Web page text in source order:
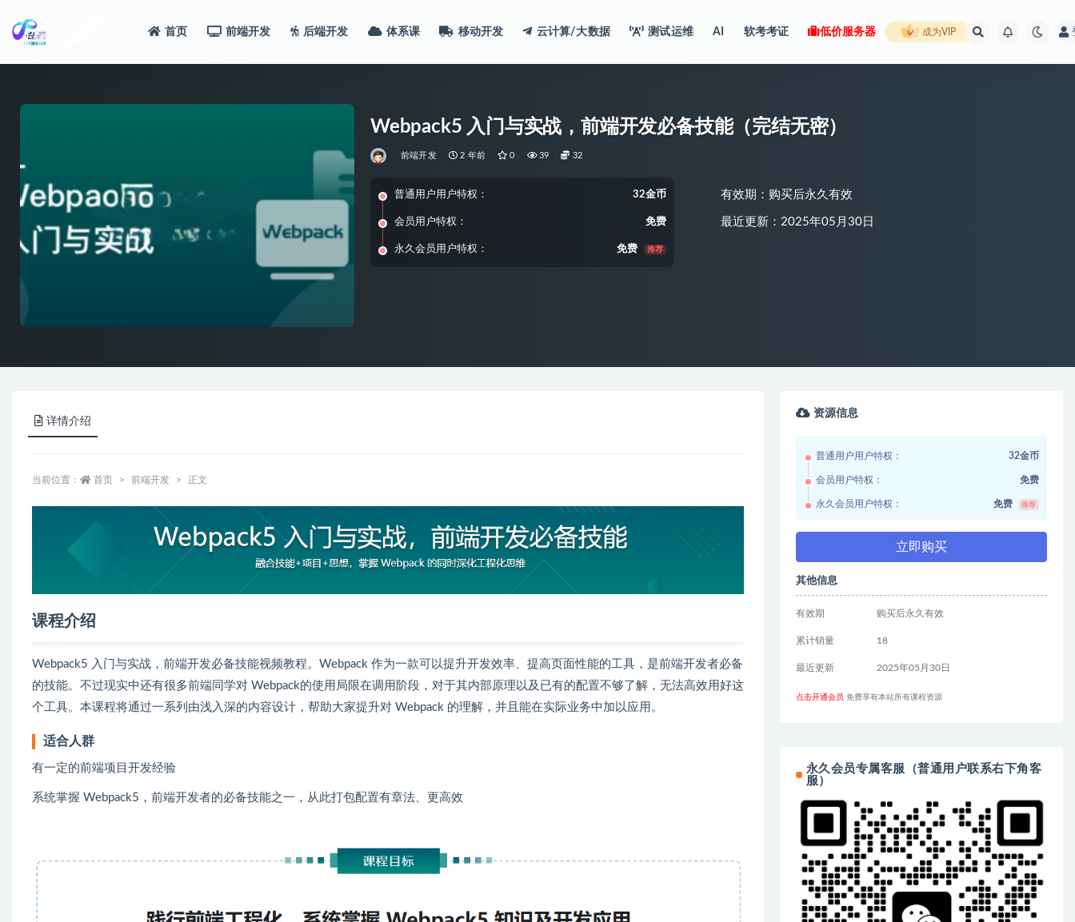
首页 前端开发 后端开发 体系课 移动开发 云计算/大数据 测试运维 AI 软考考证 低价服务器 成为VIP
Webpack5 入门与实战，前端开发必备技能（完结无密）
前端开发 2 年前 0 39 32
普通用户用户特权： 32金币
会员用户特权： 免费
永久会员用户特权： 免费 推荐
有效期：购买后永久有效
最近更新：2025年05月30日
详情介绍
当前位置： 首页 前端开发 正文
课程介绍
Webpack5 入门与实战，前端开发必备技能视频教程。Webpack 作为一款可以提升开发效率、提高页面性能的工具，是前端开发者必备
的技能。不过现实中还有很多前端同学对 Webpack的使用局限在调用阶段，对于其内部原理以及已有的配置不够了解，无法高效用好这
个工具。本课程将通过一系列由浅入深的内容设计，帮助大家提升对 Webpack 的理解，并且能在实际业务中加以应用。
适合人群
有一定的前端项目开发经验
系统掌握 Webpack5，前端开发者的必备技能之一，从此打包配置有章法、更高效
资源信息
普通用户用户特权： 32金币
会员用户特权： 免费
永久会员用户特权： 免费 推荐
立即购买
其他信息
有效期 购买后永久有效
累计销量 18
最近更新 2025年05月30日
点击开通会员 免费享有本站所有课程资源
永久会员专属客服（普通用户联系右下角客
服）